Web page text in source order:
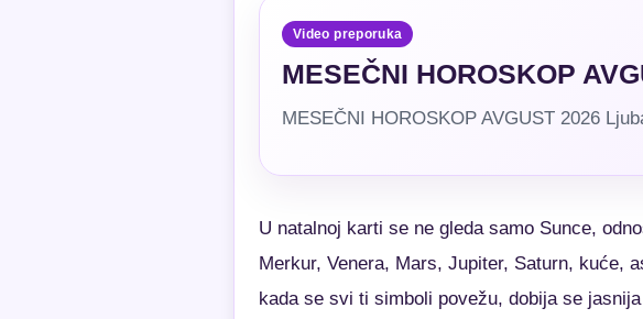
Video preporuka
MESEČNI HOROSKOP
MESEČNI HOROSKOP AVGUST 2026
U natalnoj karti se ne gleda samo Sunce,
Merkur, Venera, Mars, Jupiter, Saturn, kuće,
kada se svi ti simboli povežu, dobija se